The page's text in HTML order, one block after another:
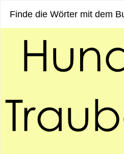
Finde die Wörter mit dem